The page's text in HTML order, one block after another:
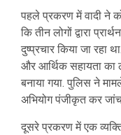
पहले प्रकरण में वादी ने
कि तीन लोगों द्वारा
दुष्प्रचार किया जा रहा
और आर्थिक सहायता का
बनाया गया. पुलिस ने
अभियोग पंजीकृत कर
दूसरे प्रकरण में एक